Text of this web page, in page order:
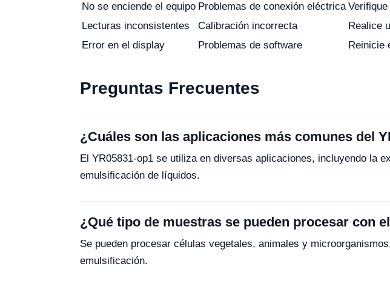
No se enciende el equipo Problemas de conexión eléctrica
Lecturas inconsistentes
Calibración incorrecta
Realice
Error en el display
Problemas de software Reinicie
Preguntas Frecuentes
¿Cuáles son las aplicaciones más comunes del
El YR05831-op1 se utiliza en diversas aplicaciones, incluyendo la
emulsificación de líquidos.
¿Qué tipo de muestras se pueden procesar con
Se pueden procesar células vegetales, animales y
emulsificación.